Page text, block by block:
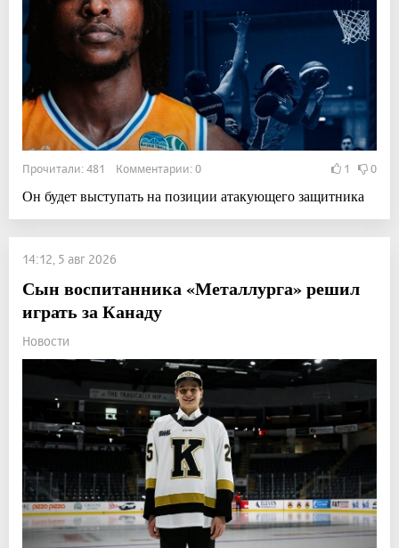
Прочитали: 481 Комментарии: 0 1 0
Он будет выступать на позиции атакующего защитника
14:12, 5 авг 2026
Сын воспитанника «Металлурга» решил
играть за Канаду
Новости